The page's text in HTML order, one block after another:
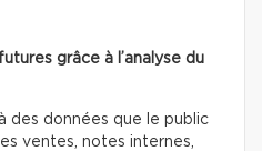
grâce à l’analyse du
des données que le public
ventes, notes internes,